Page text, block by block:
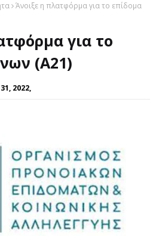
Άνοιξε η πλατφόρμα για το επίδομα
για το
(Α21)
2022,